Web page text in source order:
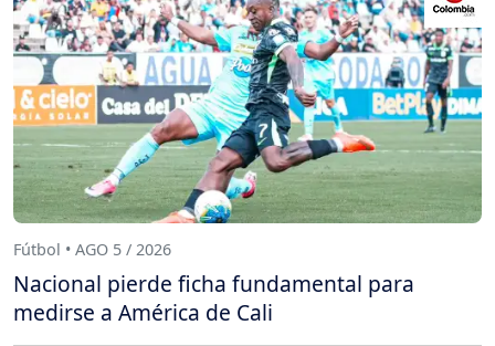
Fútbol • AGO 5 / 2026
Nacional pierde ficha fundamental para
medirse a América de Cali